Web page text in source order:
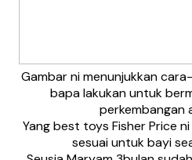
Gambar ni menunjukkan
bapa lakukan untuk
perkembangan
Yang best toys Fisher Price
sesuai untuk bayi